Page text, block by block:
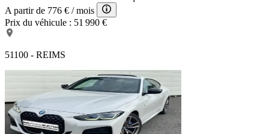
A partir de 776 € / mois
Prix du véhicule : 51 990 €
51100 - REIMS